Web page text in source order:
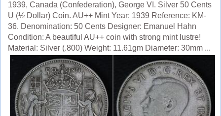
1939, Canada (Confederation), George VI. Silver 50 Cents
U (½ Dollar) Coin. AU++ Mint Year: 1939 Reference: KM-
36. Denomination: 50 Cents Designer: Emanuel Hahn
Condition: A beautiful AU++ coin with strong mint lustre!
Material: Silver (.800) Weight: 11.61gm Diameter: 30mm ...